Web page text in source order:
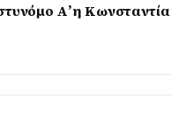
Α’ η Κωνσταντία